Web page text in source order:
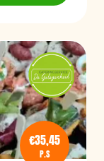
€35,45
P.S